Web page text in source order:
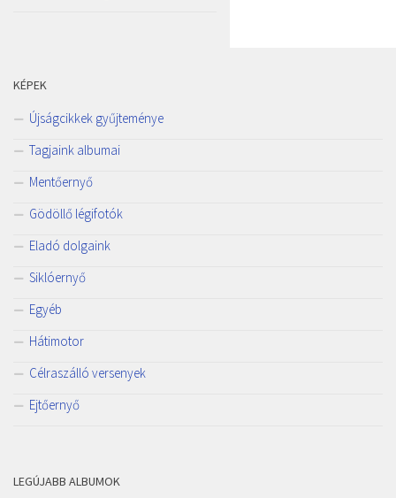
KÉPEK
Újságcikkek gyűjteménye
Tagjaink albumai
Mentőernyő
Gödöllő légifotók
Eladó dolgaink
Siklóernyő
Egyéb
Hátimotor
Célraszálló versenyek
Ejtőernyő
LEGÚJABB ALBUMOK